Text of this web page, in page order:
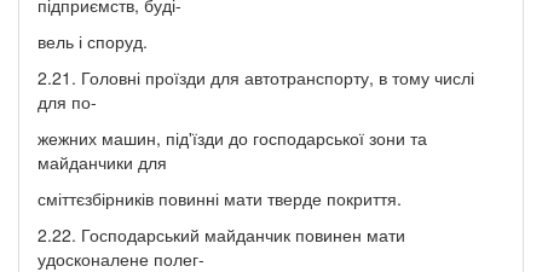
вель і споруд.
2.21. Головні проїзди для автотранспорту, в тому числі
для по-
жежних машин, під'їзди до господарської зони та
майданчики для
сміттєзбірників повинні мати тверде покриття.
2.22. Господарський майданчик повинен мати
удосконалене полег-